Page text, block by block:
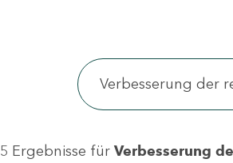
5 Ergebnisse für Verbesserung